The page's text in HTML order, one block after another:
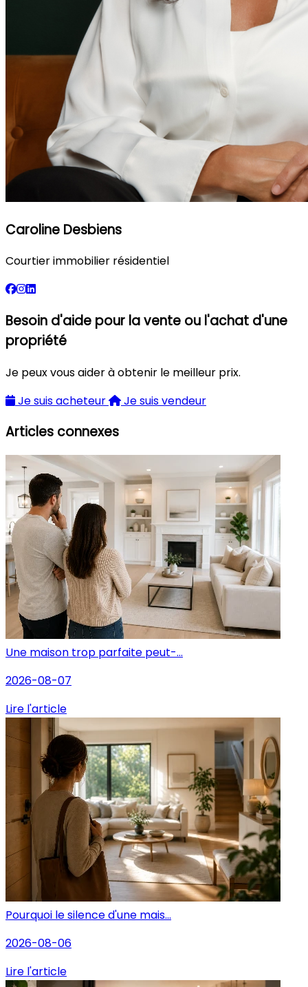
Caroline Desbiens
Courtier immobilier résidentiel
Besoin d'aide pour la vente ou l'achat d'une
propriété
Je peux vous aider à obtenir le meilleur prix.
Je suis acheteur
Je suis vendeur
Articles connexes
Une maison trop parfaite peut-...
2026-08-07
Lire l'article
Pourquoi le silence d'une mais...
2026-08-06
Lire l'article